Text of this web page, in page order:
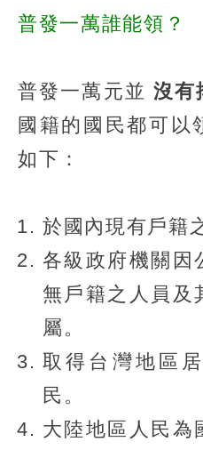
普發一萬誰能領？
普發一萬元並 沒有
國籍的國民都可以
如下：
於國內現有戶籍
各級政府機關因
無戶籍之人員及
屬。
取得台灣地區
民。
大陸地區人民為